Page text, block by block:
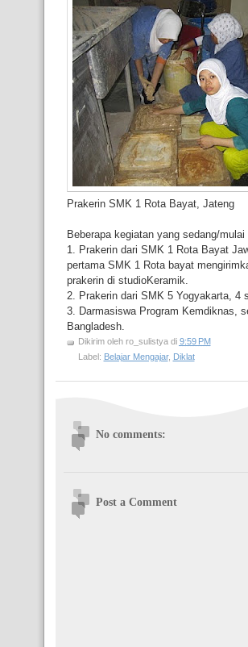
Prakerin SMK 1 Rota Bayat, Jateng
Beberapa kegiatan yang sedang/
1. Prakerin dari SMK 1 Rota Bayat
pertama SMK 1 Rota bayat
prakerin di studioKeramik.
2. Prakerin dari SMK 5 Yogyakarta, 4
3. Darmasiswa Program Kemdiknas,
Bangladesh.
Dikirim oleh ro_sulistya di 9:59 PM
Label: Belajar Mengajar, Diklat
No comments:
Post a Comment